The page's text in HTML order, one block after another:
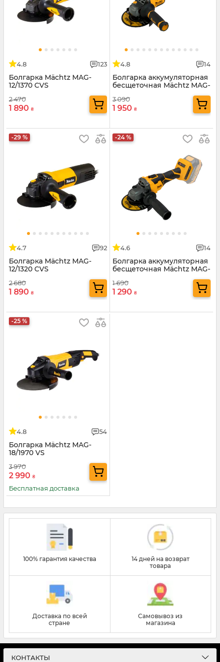
4.8 123
Болгарка Mächtz MAG-
12/1370 CVS
2 470
1 890 ₴
4.8 14
Болгарка аккумуляторная
бесщеточная Mächtz MAG-
3 090
1 950 ₴
-29 %
4.7 92
Болгарка Mächtz MAG-
12/1320 CVS
2 680
1 890 ₴
-24 %
4.6 14
Болгарка аккумуляторная
бесщеточная Mächtz MAG-
1 690
1 290 ₴
-25 %
4.8 54
Болгарка Mächtz MAG-
18/1970 VS
3 970
2 990 ₴
Бесплатная доставка
100% гарантия качества
14 дней на возврат
товара
Доставка по всей
стране
Самовывоз из
магазина
КОНТАКТЫ